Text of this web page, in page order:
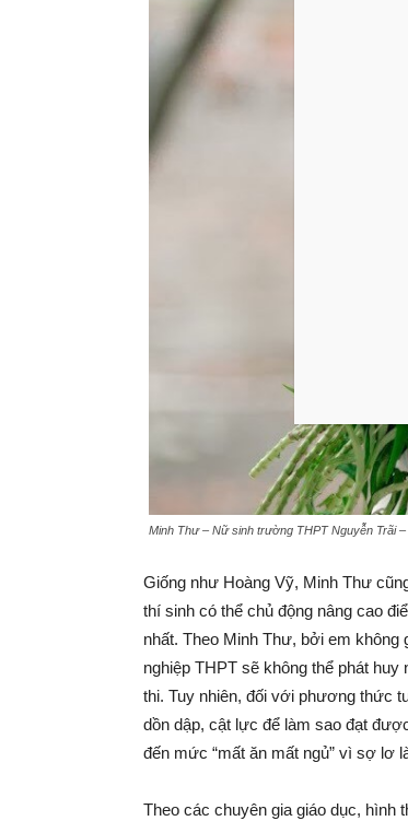
Minh Thư – Nữ sinh trường THPT Nguyễn Trãi –
Giống như Hoàng Vỹ, Minh Thư
thí sinh có thể chủ động nâng cao
nhất. Theo Minh Thư, bởi em không
nghiệp THPT sẽ không thể phát
thi. Tuy nhiên, đối với phương thức
dồn dập, cật lực để làm sao đạt
đến mức “mất ăn mất ngủ” vì sợ lơ
Theo các chuyên gia giáo dục, hình